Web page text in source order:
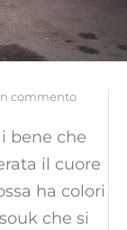
commento
bene che
il cuore
ha colori
che si